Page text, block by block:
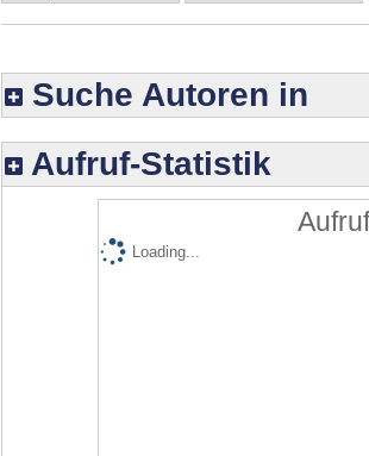
Suche Autoren in
Aufruf-Statistik
Loading...